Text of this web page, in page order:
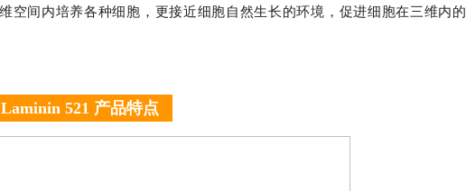
空间内培养各种细胞，更接近细胞自然生长的环境，促进细胞在三维内
Laminin 521 产品特点